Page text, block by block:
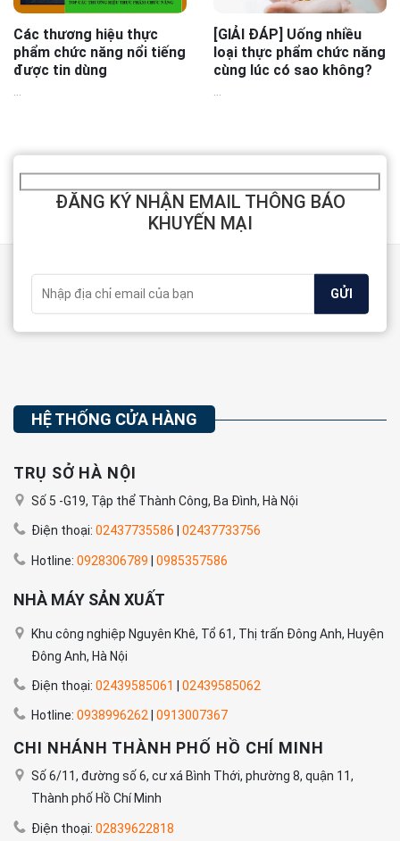
Các thương hiệu thực
phẩm chức năng nổi tiếng
được tin dùng
[GIẢI ĐÁP] Uống nhiều
loại thực phẩm chức năng
cùng lúc có sao không?
ĐĂNG KÝ NHẬN EMAIL THÔNG BÁO
KHUYẾN MẠI
HỆ THỐNG CỬA HÀNG
TRỤ SỞ HÀ NỘI
Số 5 -G19, Tập thể Thành Công, Ba Đình, Hà Nội
Điện thoại: 02437735586 02437733756
Hotline: 0928306789 | 0985357586
NHÀ MÁY SẢN XUẤT
Khu công nghiệp Nguyên Khê, Tổ 61, Thị trấn Đông Anh, Huyện
Đông Anh, Hà Nội
Điện thoại: 02439585061 02439585062
Hotline: 0938996262 0913007367
CHI NHÁNH THÀNH PHỐ HỒ CHÍ MINH
Số 6/11, đường số 6, cư xá Bình Thới, phường 8, quận 11,
Thành phố Hồ Chí Minh
Điện thoại: 02839622818